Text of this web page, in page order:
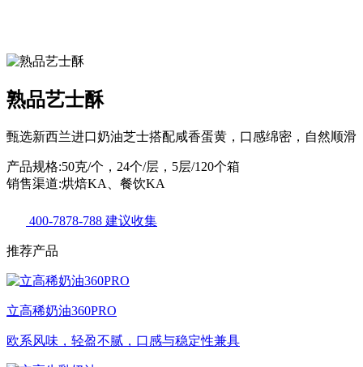
熟品艺士酥
甄选新西兰进口奶油芝士搭配咸香蛋黄，口感绵密，自然顺滑
产品规格:50克/个，24个/层，5层/120个箱
销售渠道:烘焙KA、餐饮KA
400-7878-788 建议收集
推荐产品
立高稀奶油360PRO
欧系风味，轻盈不腻，口感与稳定性兼具